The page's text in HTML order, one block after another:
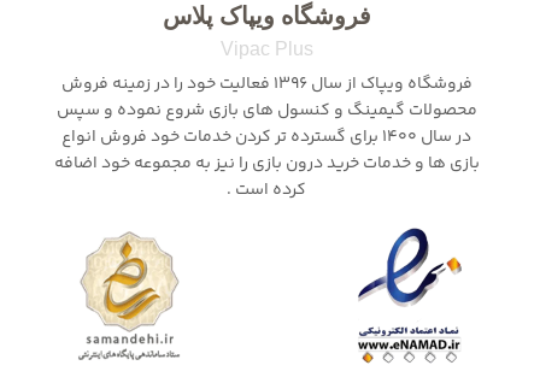
فروشگاه ویپاک پلاس
Vipac Plus
فروشگاه ویپاک از سال 1396 فعالیت خود را در زمینه فروش
محصولات گیمینگ و کنسول های بازی شروع نموده و سپس
در سال 1400 برای گسترده تر کردن خدمات خود فروش انواع
بازی ها و خدمات خرید درون بازی را نیز به مجموعه خود اضافه
کرده است .